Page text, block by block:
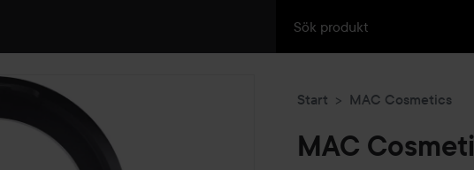
Start MAC Cosmetics
MAC